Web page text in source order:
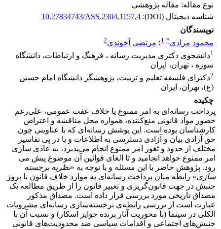
نوع مقاله: مقاله پژوهشی
شناسه دیجیتال (DOI):
10.27834743/ASS.2304.1157.4
نویسندگان
محمود مرادی*
1؛ مرتضی آخوندی2
1دانشجوی دکتری مدیریت رسانه ، فرهنگ و ارتباطات، دانشگاه
سوره ، تهران، ایران
2دکترای فلسفه تعلیم و تربیت، پژوهشگر دانشگاه امام حسین
(ع)، تهران، ایران
چکیده
پرداخت رسانه‌ای به امر ممنوع یا خلاف عفت عمومی، علی‌رغم
حضور مواد قانونی منع‌کننده، همواره محل مناقشه و اعتراض
کارشناسان بوده است. این پوشش رسانه‌ای که با عناوینی چون
حق آزادی بیان و آزادی دسترسی به اطلاعات و یا در پی تفاسیر
مختلف از حدود و ثغور امر ممنوع انجام می‌پذیرد، به عادی سازی
امر ممنوع خواهد انجامید و تا الغای قوانین آن موضوع پیش می­‌
رود. پژوهش حاضر با این مسئله و با توجه به «نظریه برجسته
سازی» رابطه میان پرداخت رسانه‌ای به موارد خلاف قانون با بروز
جنبش‌ در جهت قانون­‌گریزی و تغییر قانون را از طریق مطالعه یک
مصداق تاریخی مورد بررسی قرار داده است. مصداق مذکور
عبارت است از بررسی رابطه‌ی برجسته­‌سازی رسانه‌ای مشروبات
الکلی در سینما (با محوریت آثار برنده جوایز اسکار) و نسبت آن با
جنبش‌های اجتماعی و اقدامات سیاسی ضد محدودیت‌های قانونی